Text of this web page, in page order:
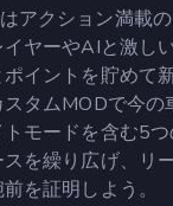
アクション満載の
ヤーやAIと激し
イントを貯めて
タムMODで今の
トモードを含む5
を繰り広げ、リ
を証明しよう。